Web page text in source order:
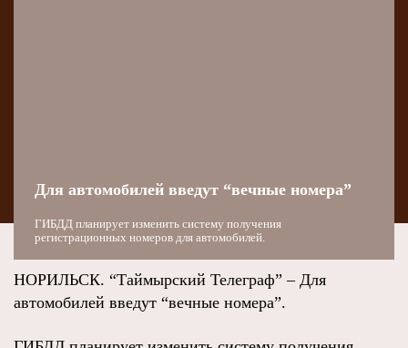
Для автомобилей введут “вечные номера”
ГИБДД планирует изменить систему получения
регистрационных номеров для автомобилей.
НОРИЛЬСК. “Таймырский Телеграф” – Для
автомобилей введут “вечные номера”.